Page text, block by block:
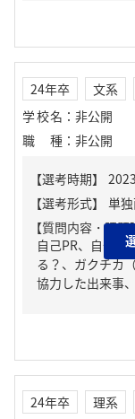
24年卒 文系
学校名 ： 非公開
職種 ： 非公開
【質問内容・課題
自己PR、自分
る？、ガクチカ
協力した出来事
24年卒 理系